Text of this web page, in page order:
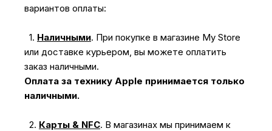
вариантов оплаты:
1. Наличными. При покупке в магазине My Store
или доставке курьером, вы можете оплатить
заказ наличными.
Оплата за технику Apple принимается только
наличными.
2. Карты & NFC. В магазинах мы принимаем к